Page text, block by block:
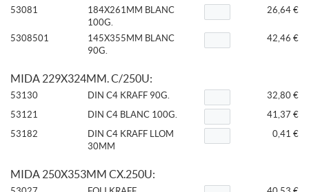
53081
184X261MM BLANC
100G.
26,64 €
5308501
145X355MM BLANC
90G.
42,46 €
MIDA 229X324MM. C/250U:
53130 DIN C4 KRAFF 90G.
32,80 €
53121
DIN C4 BLANC 100G.
41,37 €
53182
DIN C4 KRAFF LLOM
30MM
0,41 €
MIDA 250X353MM CX.250U: